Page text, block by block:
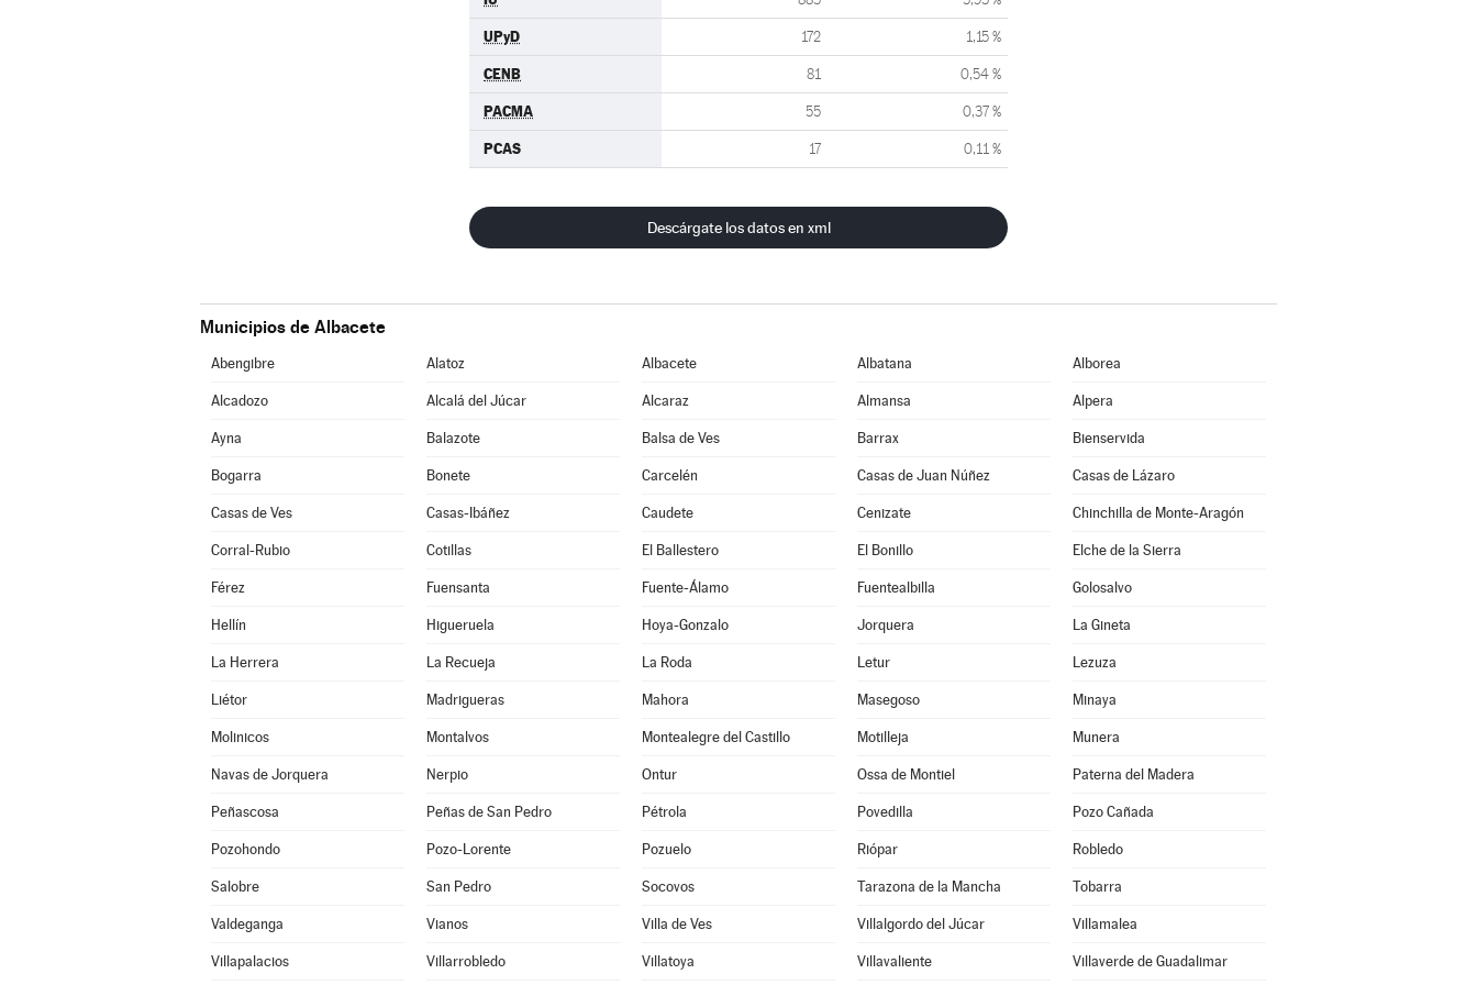
UPyD 172 1,15 %
CENB 81 0,54 %
PACMA 55 0,37 %
PCAS 17 0,11 %
Descárgate los datos en xml
Municipios de Albacete
Abengibre Alatoz Albacete Albatana Alborea
Alcadozo Alcalá del Júcar Alcaraz Almansa Alpera
Ayna Balazote Balsa de Ves Barrax Bienservida
Bogarra Bonete Carcelén Casas de Juan Núñez Casas de Lázaro
Casas de Ves Casas-Ibáñez Caudete Cenizate Chinchilla de Monte-Aragón
Corral-Rubio Cotillas El Ballestero El Bonillo Elche de la Sierra
Férez Fuensanta Fuente-Álamo Fuentealbilla Golosalvo
Hellín Higueruela Hoya-Gonzalo Jorquera La Gineta
La Herrera La Recueja La Roda Letur Lezuza
Liétor Madrigueras Mahora Masegoso Minaya
Molinicos Montalvos Montealegre del Castillo Motilleja Munera
Navas de Jorquera Nerpio Ontur Ossa de Montiel Paterna del Madera
Peñascosa Peñas de San Pedro Pétrola Povedilla Pozo Cañada
Pozohondo Pozo-Lorente Pozuelo Riópar Robledo
Salobre San Pedro Socovos Tarazona de la Mancha Tobarra
Valdeganga Vianos Villa de Ves Villalgordo del Júcar Villamalea
Villapalacios Villarrobledo Villatoya Villavaliente Villaverde de Guadalimar